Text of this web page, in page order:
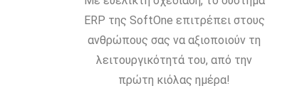
ERP της SoftOne επιτρέπει στους
ανθρώπους σας να αξιοποιούν τη
λειτουργικότητά του, από την
πρώτη κιόλας ημέρα!